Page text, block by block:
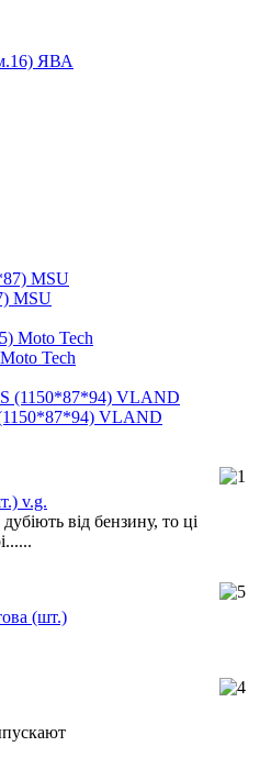
ЯВА
MSU
Tech
VLAND
v.g.
від бензину, то ці
(шт.)